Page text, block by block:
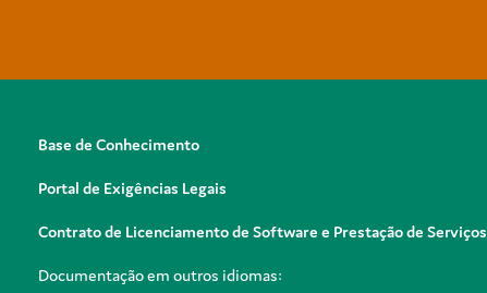
Base de Conhecimento
Portal de Exigências Legais
Contrato de Licenciamento de Software e Prestação de Serviços
Documentação em outros idiomas: